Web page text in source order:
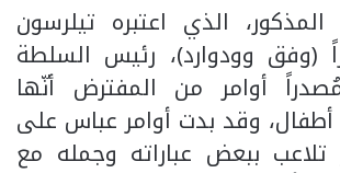
الذي اعتبره تيلرسون
(وفق وودوارد)، رئيس السلطة
أوامر من المفترض أنّها
وقد بدت أوامر عباس على
تلاعب ببعض عباراته وجمله مع